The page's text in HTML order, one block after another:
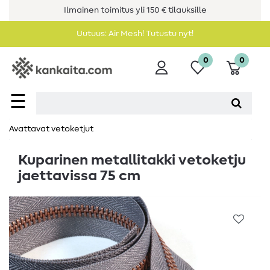
Ilmainen toimitus yli 150 € tilauksille
Uutuus: Air Mesh! Tutustu nyt!
☰
0 0
Avattavat vetoketjut
Kuparinen metallitakki vetoketju
jaettavissa 75 cm